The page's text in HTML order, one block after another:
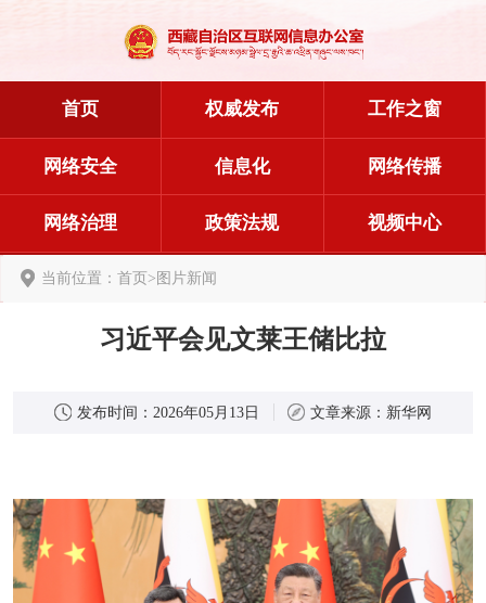
首页 权威发布 工作之窗
网络安全 信息化 网络传播
网络治理 政策法规 视频中心
当前位置： 首页>图片新闻
习近平会见文莱王储比拉
发布时间： 2026年05月13日 文章来源： 新华网